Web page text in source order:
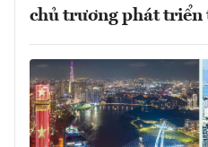
chủ trương phát